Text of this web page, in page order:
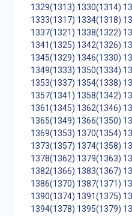
1329(1313) 1330(1314)
1333(1317) 1334(1318)
1337(1321) 1338(1322)
1341(1325) 1342(1326)
1345(1329) 1346(1330)
1349(1333) 1350(1334)
1353(1337) 1354(1338)
1357(1341) 1358(1342)
1361(1345) 1362(1346)
1365(1349) 1366(1350)
1369(1353) 1370(1354)
1373(1357) 1374(1358)
1378(1362) 1379(1363)
1382(1366) 1383(1367)
1386(1370) 1387(1371)
1390(1374) 1391(1375)
1394(1378) 1395(1379)